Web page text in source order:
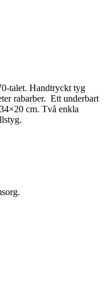
talet. Handtryckt tyg
rabarber. Ett underbart
cm. Två enkla